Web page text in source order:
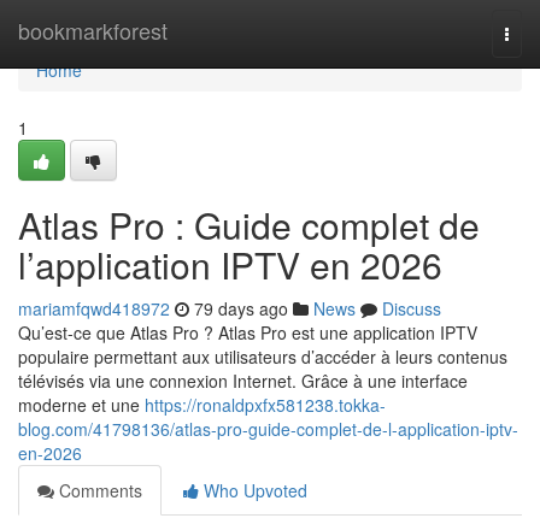
bookmarkforest
Home
Home
1
Atlas Pro : Guide complet de
l’application IPTV en 2026
mariamfqwd418972 79 days ago News
Discuss
Qu’est-ce que Atlas Pro ? Atlas Pro est une application IPTV
populaire permettant aux utilisateurs d’accéder à leurs contenus
télévisés via une connexion Internet. Grâce à une interface
moderne et une https://ronaldpxfx581238.tokka-
blog.com/41798136/atlas-pro-guide-complet-de-l-application-iptv-
en-2026
Comments
Who Upvoted